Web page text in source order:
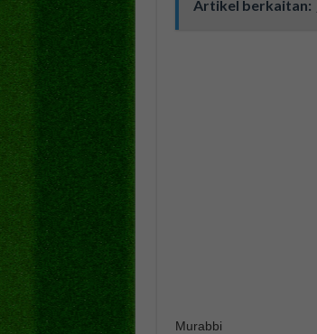
Artikel berkaitan:
Murabbi